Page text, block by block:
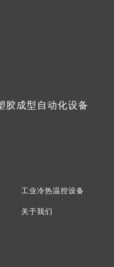
胶成型自动化设备
工业冷热温控设备
关于我们